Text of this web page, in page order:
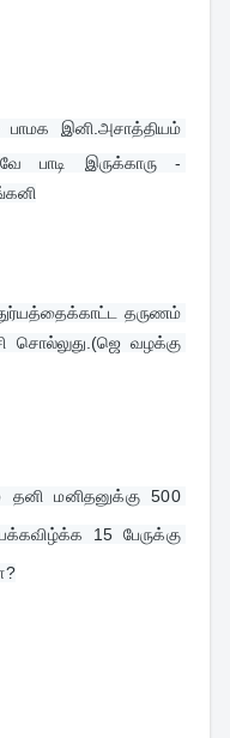
பாமக இனி.அசாத்தியம்
இருக்காரு -
தருணம்
சொல்லுது.(ஜெ வழக்கு
தனி மனிதனுக்கு 500
15 பேருக்கு